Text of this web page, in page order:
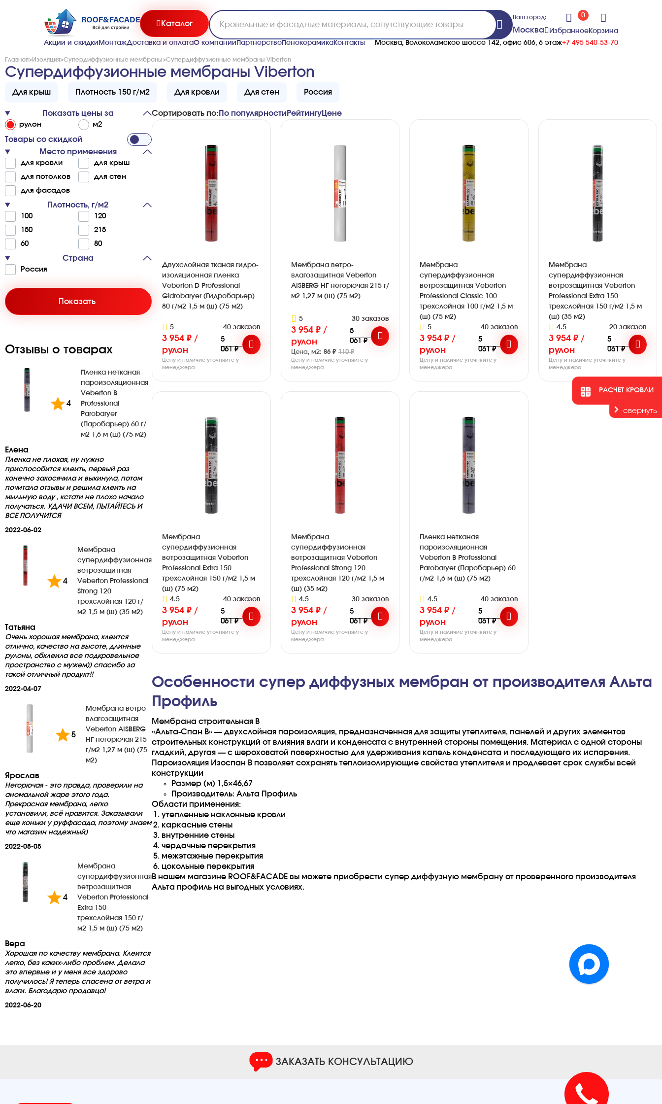
РАСЧЕТ КРОВЛИ
свернуть
Каталог
Ваш город:
Москва
0
ИзбранноеКорзина
Акции и скидки МонтажДоставка и оплатаО компании ПартнерствоПенокерамикаКонтакты Москва, Волоколамское шоссе 142, офис 606, 6 этаж+7 495 540-53-70
Главная>Изоляция>Супердиффузионные мембраны>Супердиффузионные мембраны Viberton
Супердиффузионные мембраны Viberton
Для крыш Плотность 150 г/м2 Для кровли Для стен Россия
Показать цены за
ру­лон м2
Товары со скидкой
Место применения
для кро­вли
для крыш
для по­то­л­ков
для стен
для фа­са­дов
Плотность, г/м2
100
120
150
215
60
80
Страна
Ро­с­сия
Показать
Отзывы о товарах
Пленка нетканая
пароизоляционная
Veberton B
Professional
Parobaryer
(Паробарьер) 60 г/
м2 1,6 м (ш) (75 м2)
4
Елена
Пленка не плохая, ну нужно
приспособится клеить, первый раз
конечно закосячила и выкинула, потом
почитала отзывы и решила клеить на
мыльную воду , кстати не плохо начало
получаться. УДАЧИ ВСЕМ, ПЫТАЙТЕСЬ И
ВСЕ ПОЛУЧИТСЯ
2022-06-02
Мембрана
супердиффузионная
ветрозащитная
Veberton Professional
Strong 120
трехслойная 120 г/
м2 1,5 м (ш) (35 м2)
4
Татьяна
Очень хорошая мембрана, клеится
отлично, качество на высоте, длинные
рулоны, обклеила все подкровельное
пространство с мужем)) спасибо за
такой отличный продукт!!
2022-04-07
Мембрана ветро-
влагозащитная
Veberton AISBERG
НГ негорючая 215
г/м2 1,27 м (ш) (75
м2)
5
Ярослав
Негорючая - это правда, проверили на
аномальной жаре этого года.
Прекрасная мембрана, легко
установили, всё нравится. Заказывали
еще коньки у руффасада, поэтому знаем
что магазин надежный)
2022-08-05
Мембрана
супердиффузионная
ветрозащитная
Veberton Professional
Extra 150
трехслойная 150 г/
м2 1,5 м (ш) (75 м2)
4
Вера
Хорошая по качеству мембрана. Клеится
легко, без каких-либо проблем. Делала
это впервые и у меня все здорово
получилось! Я теперь спасена от ветра и
влаги. Благодарю продавца!
2022-06-20
Сортировать по: По популярности РейтингуЦенe
Двухслойная тканая гидро-
изоляционная пленка
Veberton D Professional
Gidrobaryer (Гидробарьер)
80 г/м2 1,5 м (ш) (75 м2)
5 40 заказов
3 954 ₽ /
рулон
5
061 ₽
Цену и наличие уточняйте у
менеджера
Мембрана ветро-
влагозащитная Veberton
AISBERG НГ негорючая 215 г/
м2 1,27 м (ш) (75 м2)
5 30 заказов
3 954 ₽ /
рулон
5
061 ₽
Цена, м2: 86 ₽ 110 ₽
Цену и наличие уточняйте у
менеджера
Мембрана
супердиффузионная
ветрозащитная Veberton
Professional Classic 100
трехслойная 100 г/м2 1,5 м
(ш) (75 м2)
5
40 заказов
3 954 ₽ /
рулон
5
061 ₽
Цену и наличие уточняйте у
менеджера
Мембрана
супердиффузионная
ветрозащитная Veberton
Professional Extra 150
трехслойная 150 г/м2 1,5 м
(ш) (35 м2)
4.5
20 заказов
3 954 ₽ /
рулон
5
061 ₽
Цену и наличие уточняйте у
менеджера
Мембрана
супердиффузионная
ветрозащитная Veberton
Professional Extra 150
трехслойная 150 г/м2 1,5 м
(ш) (75 м2)
4.5
40 заказов
3 954 ₽ /
рулон
5
061 ₽
Цену и наличие уточняйте у
менеджера
Мембрана
супердиффузионная
ветрозащитная Veberton
Professional Strong 120
трехслойная 120 г/м2 1,5 м
(ш) (35 м2)
4.5
30 заказов
3 954 ₽ /
рулон
5
061 ₽
Цену и наличие уточняйте у
менеджера
Пленка нетканая
пароизоляционная
Veberton B Professional
Parobaryer (Паробарьер) 60
г/м2 1,6 м (ш) (75 м2)
4.5 40 заказов
3 954 ₽ /
рулон
5
061 ₽
Цену и наличие уточняйте у
менеджера
Особенности супер диффузных мембран от производителя Альта
Профиль
Мембрана строительная B
«Альта-Спан В» — двухслойная пароизоляция, предназначенная для защиты утеплителя, панелей и других элементов
строительных конструкций от влияния влаги и конденсата с внутренней стороны помещения. Материал с одной стороны
гладкий, другая — с шероховатой поверхностью для удерживания капель конденсата и последующего их испарения.
Пароизоляция Изоспан В позволяет сохранять теплоизолирующие свойства утеплителя и продлевает срок службы всей
конструкции
Размер (м) 1,5×46,67
Производитель: Альта Профиль
Области применения:
утепленные наклонные кровли
каркасные стены
внутренние стены
чердачные перекрытия
межэтажные перекрытия
цокольные перекрытия
В нашем магазине ROOF&FACADE вы можете приобрести супер диффузную мембрану от проверенного производителя
Альта профиль на выгодных условиях.
ЗАКАЗАТЬ КОНСУЛЬТАЦИЮ